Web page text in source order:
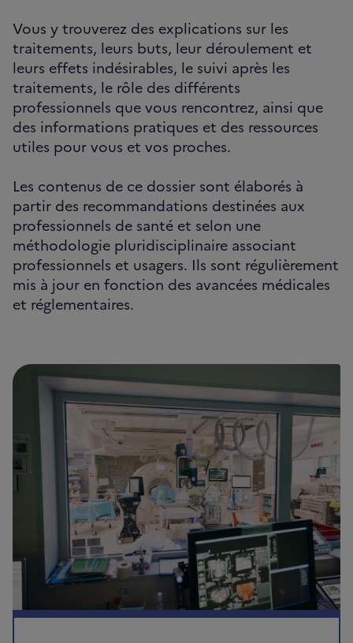
Vous y trouverez des explications sur les
traitements, leurs buts, leur déroulement et
leurs effets indésirables, le suivi après les
traitements, le rôle des différents
professionnels que vous rencontrez, ainsi que
des informations pratiques et des ressources
utiles pour vous et vos proches.
Les contenus de ce dossier sont élaborés à
partir des recommandations destinées aux
professionnels de santé et selon une
méthodologie pluridisciplinaire associant
professionnels et usagers. Ils sont régulièrement
mis à jour en fonction des avancées médicales
et réglementaires.